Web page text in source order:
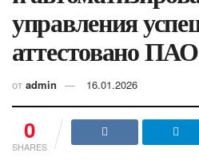
управления
аттестовано
от admin 16.01.2026
0
SHARES